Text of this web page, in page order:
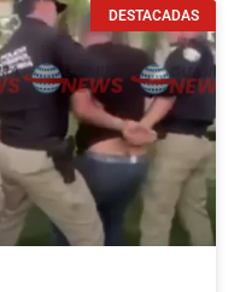
DESTACADAS